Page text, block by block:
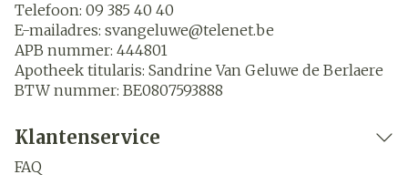
Telefoon: 09 385 40 40
E-mailadres: svangeluwe@telenet.be
APB nummer: 444801
Apotheek titularis: Sandrine Van Geluwe de Berlaere
BTW nummer: BE0807593888
Klantenservice
FAQ